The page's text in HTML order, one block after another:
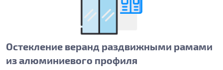
Остекление веранд раздвижными рамами
из алюминиевого профиля